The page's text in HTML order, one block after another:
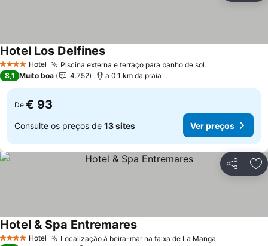
4 EstrelasHotel Piscina externa e terraço para banho de sol
Hotel Los Delfines
8,1 Muito boa 4.752 a 0.1 km da praia
De € 93
Consulte os preços de 13 sites Ver preços
Partilhar
4 EstrelasHotel Localização à beira-mar na faixa de La Manga
Hotel & Spa Entremares